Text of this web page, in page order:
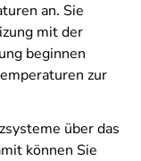
an. Sie
mit der
beginnen
zur
über das
können Sie